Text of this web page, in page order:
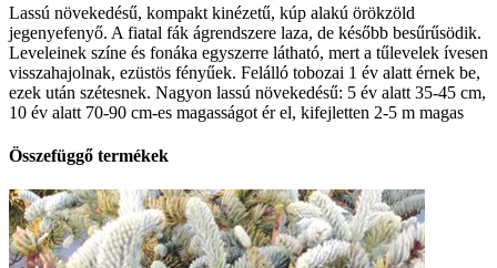
Lassú növekedésű, kompakt kinézetű, kúp alakú örökzöld
jegenyefenyő. A fiatal fák ágrendszere laza, de később besűrűsödik.
Leveleinek színe és fonáka egyszerre látható, mert a tűlevelek ívesen
visszahajolnak, ezüstös fényűek. Felálló tobozai 1 év alatt érnek be,
ezek után szétesnek. Nagyon lassú növekedésű: 5 év alatt 35-45 cm,
10 év alatt 70-90 cm-es magasságot ér el, kifejletten 2-5 m magas
Összefüggő termékek